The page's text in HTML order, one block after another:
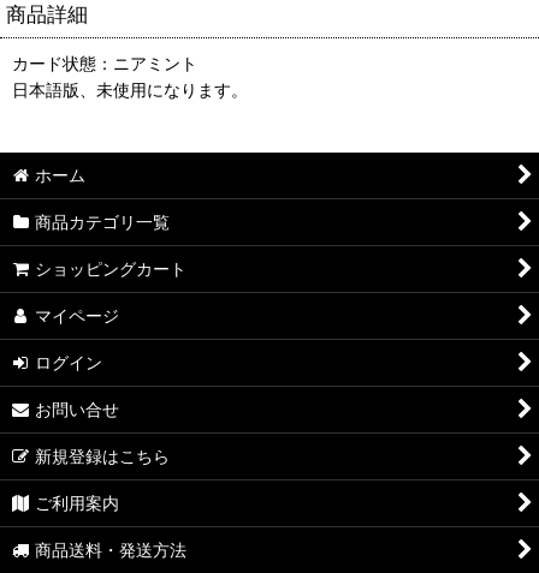
商品詳細
カード状態：ニアミント
日本語版、未使用になります。
ホーム
商品カテゴリ一覧
ショッピングカート
マイページ
ログイン
お問い合せ
新規登録はこちら
ご利用案内
商品送料・発送方法